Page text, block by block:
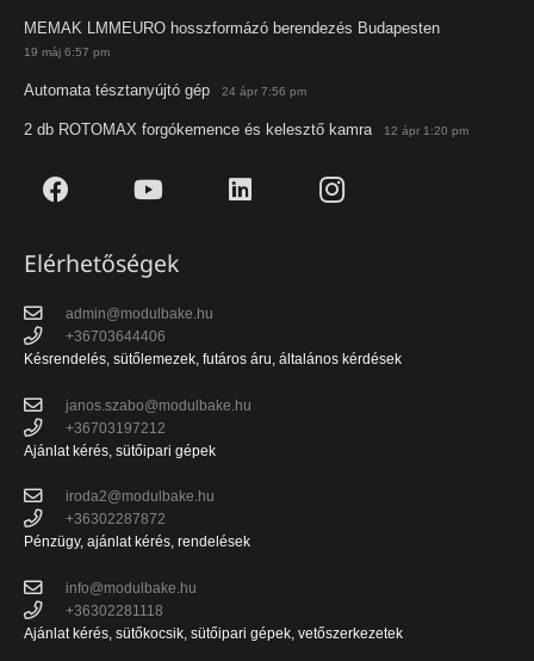
MEMAK LMMEURO hosszformázó berendezés Budapesten
19 máj 6:57 pm
Automata tésztanyújtó gép 24 ápr 7:56 pm
2 db ROTOMAX forgókemence és kelesztő kamra 12 ápr 1:20 pm
Elérhetőségek
admin@modulbake.hu
+36703644406
Késrendelés, sütőlemezek, futáros áru, általános kérdések
janos.szabo@modulbake.hu
+36703197212
Ajánlat kérés, sütőipari gépek
iroda2@modulbake.hu
+36302287872
Pénzügy, ajánlat kérés, rendelések
info@modulbake.hu
+36302281118
Ajánlat kérés, sütőkocsik, sütőipari gépek, vetőszerkezetek